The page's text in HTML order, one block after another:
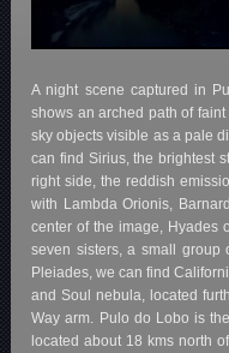
A night scene captured in
shows an arched path of
sky objects visible as a pale
can find Sirius, the brightest
right side, the reddish
with Lambda Orionis,
center of the image, Hyades
seven sisters, a small group
Pleiades, we can find
and Soul nebula, located
Way arm. Pulo do Lobo is
located about 18 kms north